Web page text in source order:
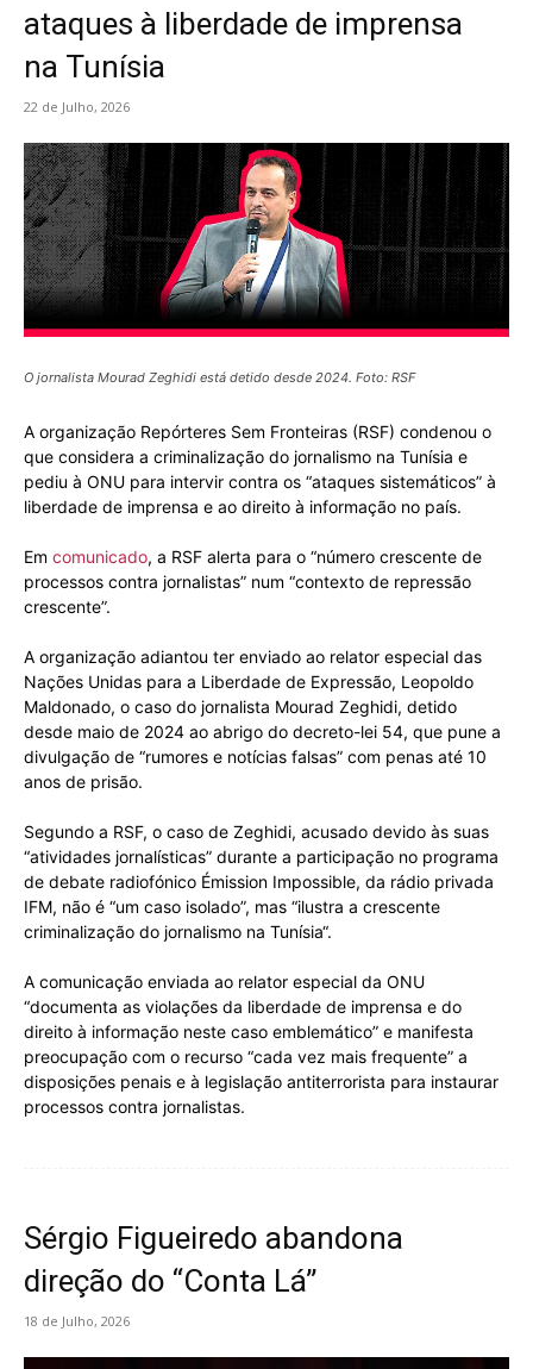
ataques à liberdade de imprensa
na Tunísia
22 de Julho, 2026
O jornalista Mourad Zeghidi está detido desde 2024. Foto: RSF
A organização Repórteres Sem Fronteiras (RSF) condenou o
que considera a criminalização do jornalismo na Tunísia e
pediu à ONU para intervir contra os “ataques sistemáticos” à
liberdade de imprensa e ao direito à informação no país.
Em comunicado, a RSF alerta para o “número crescente de
processos contra jornalistas” num “contexto de repressão
crescente”.
A organização adiantou ter enviado ao relator especial das
Nações Unidas para a Liberdade de Expressão, Leopoldo
Maldonado, o caso do jornalista Mourad Zeghidi, detido
desde maio de 2024 ao abrigo do decreto-lei 54, que pune a
divulgação de “rumores e notícias falsas” com penas até 10
anos de prisão.
Segundo a RSF, o caso de Zeghidi, acusado devido às suas
“atividades jornalísticas” durante a participação no programa
de debate radiofónico Émission Impossible, da rádio privada
IFM, não é “um caso isolado”, mas “ilustra a crescente
criminalização do jornalismo na Tunísia“.
A comunicação enviada ao relator especial da ONU
“documenta as violações da liberdade de imprensa e do
direito à informação neste caso emblemático” e manifesta
preocupação com o recurso “cada vez mais frequente” a
disposições penais e à legislação antiterrorista para instaurar
processos contra jornalistas.
Sérgio Figueiredo abandona
direção do “Conta Lá”
18 de Julho, 2026